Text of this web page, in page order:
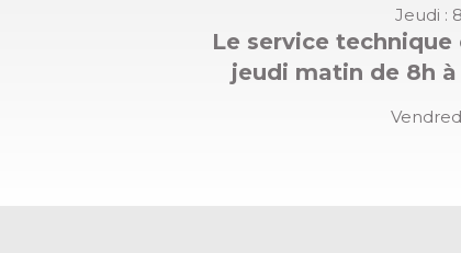
Jeudi :
Le service
jeudi matin de 8h à